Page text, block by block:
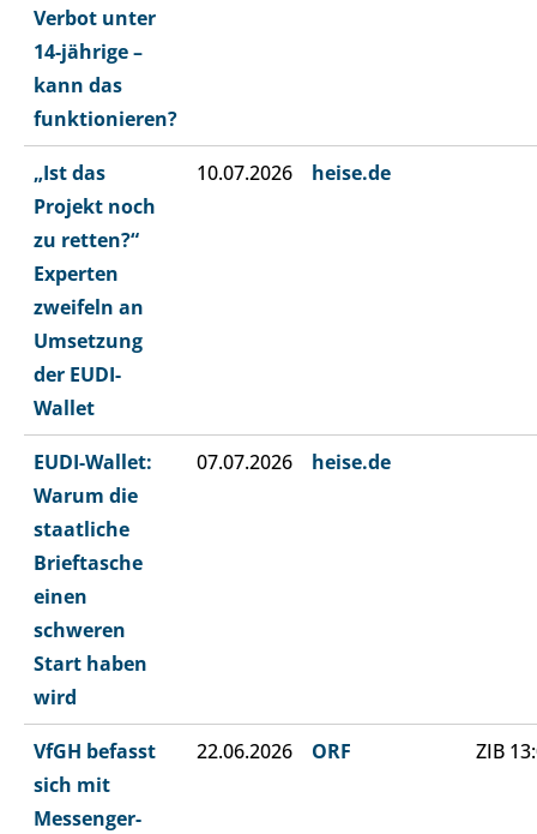
Verbot unter
14-jährige –
kann das
funktionieren?
„Ist das
Projekt noch
zu retten?“
Experten
zweifeln an
Umsetzung
der EUDI-
Wallet
10.07.2026 heise.de
EUDI-Wallet:
Warum die
staatliche
Brieftasche
einen
schweren
Start haben
wird
07.07.2026 heise.de
VfGH befasst
sich mit
Messenger-
22.06.2026 ORF ZIB